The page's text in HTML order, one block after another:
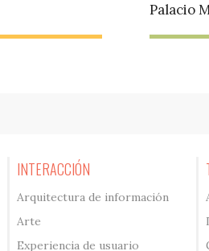
Palacio
INTERACCIÓN
Arquitectura de información
Arte
Experiencia de usuario